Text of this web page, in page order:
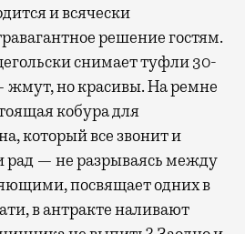
и всячески
решение гостям.
снимает туфли 30-
но красивы. На ремне
кобура для
который все звонит и
рад — не разрываясь между
посвящает одних в
в антракте наливают